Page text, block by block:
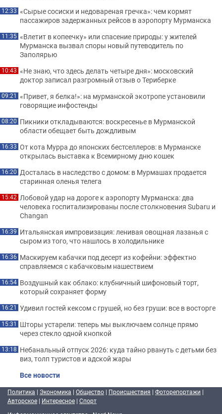
12:33 «Сырые сосиски и недовареная гречка»: чем кормят
пассажиров задержанных рейсов в аэропорту Мурманска
11:35 «Влетит в копеечку» или спасение природы: у жителей
Мурманска вызвал споры новый путеводитель по
Заполярью
10:43 «Не знаю, что здесь делать четыре дня»: московский
доктор записал разгромный отзыв о Териберке
09:21 «Привет, я белка!»: на мурманской экотропе установили
говорящие инфостенды
08:20 Пикники откладываются: воскресенье в Мурманской
области обещает быть дождливым
16:33 От кота Мурра до японских бестселлеров: в Мурманске
открылась выставка к Всемирному дню кошек
16:20 Досталась в наследство с домом: в Мурмашах продается
старинная оленья телега
15:42 Лобовой удар на дороге к аэропорту Мурманска: два
человека госпитализированы после столкновения Subaru и
Changan
16:39 Итальянская импровизация: ленивая овощная лазанья с
сыром из того, что нашлось в холодильнике
16:36 Маскируем кабачки под десерт из кофейни: эффектно
справляемся с кабачковым нашествием
16:54 Воздушный как облако: клубничный шифоновый торт,
который сохраняет форму
16:21 Удивил гостей кексом с грушей, но без груши: все в восторге
15:31 Шторы устарели: теперь мы выключаем солнце прямо
через стекло одной кнопкой
13:18 Небанальный отпуск 2026: куда тайно рвануть с детьми без
виз, толп туристов и адской жары
Все новости
Политика | Экономика | Общество | Происшествия | Фоторепортажи |
Авторское | Интересное | Спорт